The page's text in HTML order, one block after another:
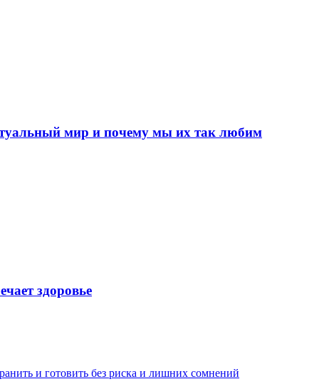
мир и почему мы их так любим
здоровье
и готовить без риска и лишних сомнений